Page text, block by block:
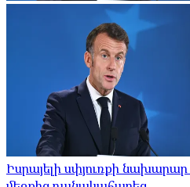
Իսրայելի սփյուռքի նախարար